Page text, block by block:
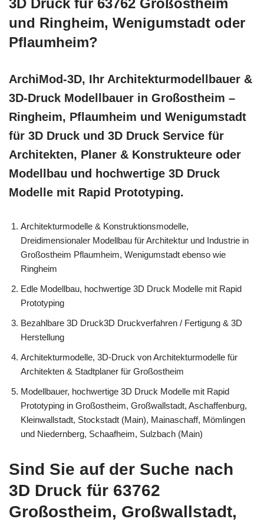
3D Druck für 63762 Großostheim
und Ringheim, Wenigumstadt oder
Pflaumheim?
ArchiMod-3D, Ihr Architekturmodellbauer &
3D-Druck Modellbauer in Großostheim –
Ringheim, Pflaumheim und Wenigumstadt
für 3D Druck und 3D Druck Service für
Architekten, Planer & Konstrukteure oder
Modellbau und hochwertige 3D Druck
Modelle mit Rapid Prototyping.
Architekturmodelle & Konstruktionsmodelle,
Dreidimensionaler Modellbau für Architektur und Industrie in
Großostheim Pflaumheim, Wenigumstadt ebenso wie
Ringheim
Edle Modellbau, hochwertige 3D Druck Modelle mit Rapid
Prototyping
Bezahlbare 3D Druck3D Druckverfahren / Fertigung & 3D
Herstellung
Architekturmodelle, 3D-Druck von Architekturmodelle für
Architekten & Stadtplaner für Großostheim
Modellbauer, hochwertige 3D Druck Modelle mit Rapid
Prototyping in Großostheim, Großwallstadt, Aschaffenburg,
Kleinwallstadt, Stockstadt (Main), Mainaschaff, Mömlingen
und Niedernberg, Schaafheim, Sulzbach (Main)
Sind Sie auf der Suche nach
3D Druck für 63762
Großostheim, Großwallstadt,